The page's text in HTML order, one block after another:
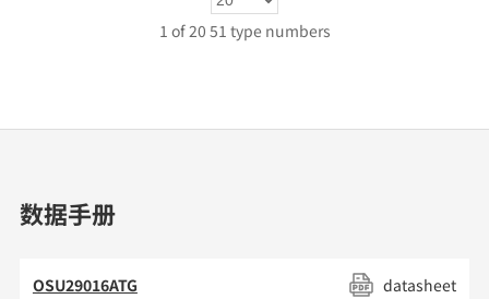
1 of 20 51 type numbers
数据手册
OSU29016ATG datasheet